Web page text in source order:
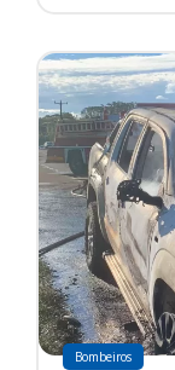
Bombeiros